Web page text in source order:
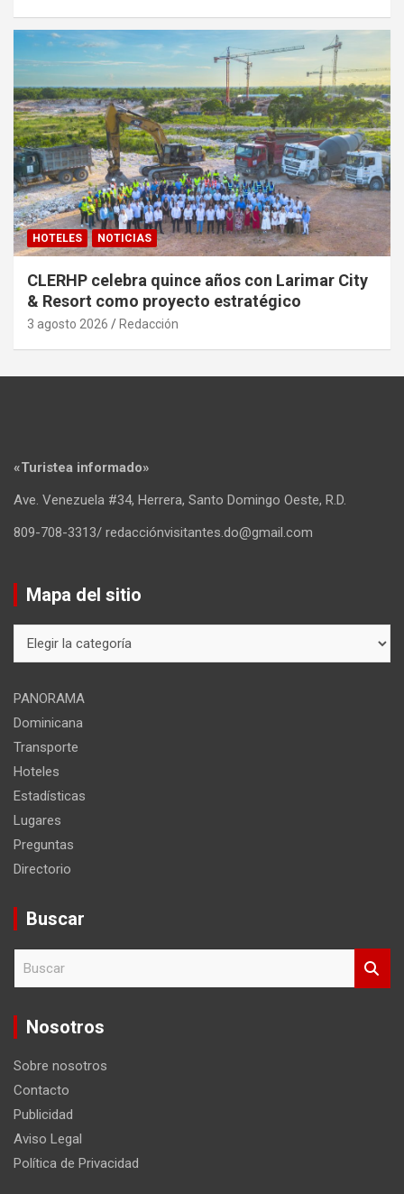
HOTELES NOTICIAS
CLERHP celebra quince años con Larimar City
& Resort como proyecto estratégico
3 agosto 2026 Redacción
«Turistea informado»
Ave. Venezuela #34, Herrera, Santo Domingo Oeste, R.D.
809-708-3313/ redacciónvisitantes.do@gmail.com
Mapa del sitio
del
PANORAMA
Dominicana
Transporte
Hoteles
Estadísticas
Lugares
Preguntas
Directorio
Buscar
c
Nosotros
Sobre nosotros
Contacto
Publicidad
Aviso Legal
Política de Privacidad